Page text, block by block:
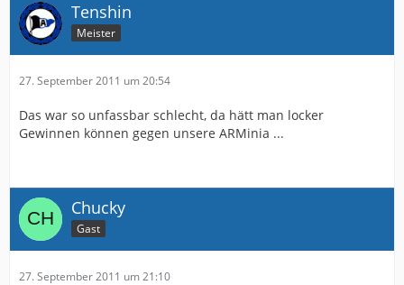
Tenshin
Meister
27. September 2011 um 20:54
Das war so unfassbar schlecht, da hätt man locker
Gewinnen können gegen unsere ARMinia ...
Chucky
Gast
27. September 2011 um 21:10